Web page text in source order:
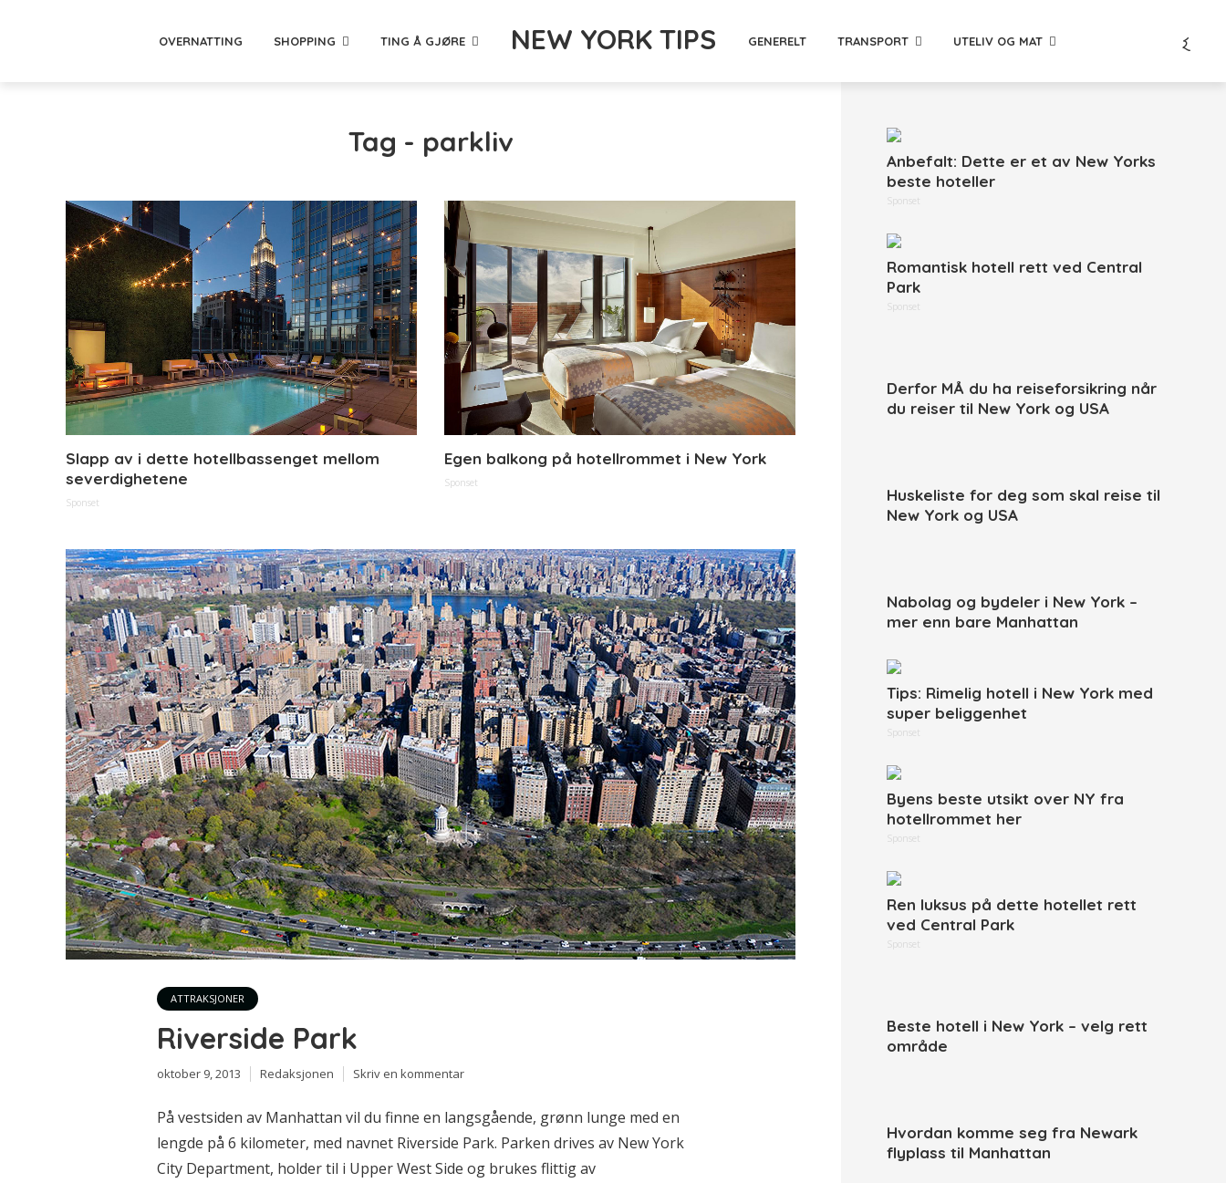
OVERNATTING SHOPPING TING Å GJØRE NEW YORK TIPS GENERELT TRANSPORT UTELIV OG MAT
Tag - parkliv
Slapp av i dette hotellbassenget mellom
severdighetene
Sponset
Egen balkong på hotellrommet i New York
Sponset
ATTRAKSJONER
Riverside Park
oktober 9, 2013 Redaksjonen Skriv en kommentar
På vestsiden av Manhattan vil du finne en langsgående, grønn lunge med en
lengde på 6 kilometer, med navnet Riverside Park. Parken drives av New York
City Department, holder til i Upper West Side og brukes flittig av
Anbefalt: Dette er et av New Yorks
beste hoteller
Sponset
Romantisk hotell rett ved Central
Park
Sponset
Derfor MÅ du ha reiseforsikring når
du reiser til New York og USA
Huskeliste for deg som skal reise til
New York og USA
Nabolag og bydeler i New York –
mer enn bare Manhattan
Tips: Rimelig hotell i New York med
super beliggenhet
Sponset
Byens beste utsikt over NY fra
hotellrommet her
Sponset
Ren luksus på dette hotellet rett
ved Central Park
Sponset
Beste hotell i New York – velg rett
område
Hvordan komme seg fra Newark
flyplass til Manhattan